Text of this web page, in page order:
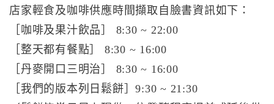
店家輕食及咖啡供應時間擷取自臉書資訊如下：
［咖啡及果汁飲品］ 8:30 ~ 22:00
［整天都有餐點］ 8:30 ~ 16:00
［丹麥開口三明治］ 8:30 ~ 16:00
［我們的版本列日鬆餅］9:30 ~ 21:30